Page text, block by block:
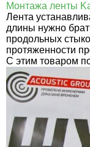
Монтажа ленты
Лента
длины нужно
продольных
протяженности
C этим товаром